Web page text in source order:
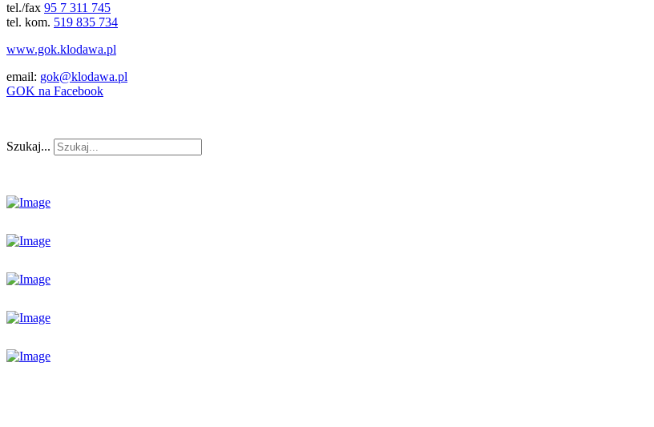
tel./fax 95 7 311 745
tel. kom. 519 835 734
www.gok.klodawa.pl
email: gok@klodawa.pl
GOK na Facebook
Szukaj...